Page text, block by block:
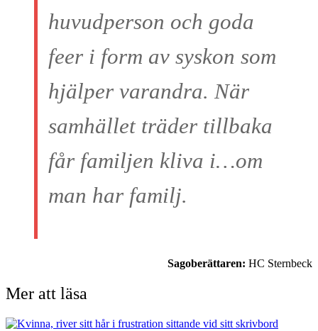
huvudperson och goda
feer i form av syskon som
hjälper varandra. När
samhället träder tillbaka
får familjen kliva i…om
man har familj.
Sagoberättaren: HC Sternbeck
Mer att läsa